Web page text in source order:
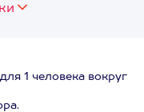
1 человека вокруг